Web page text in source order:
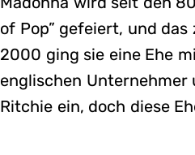
of Pop” gefeiert, und
2000 ging sie eine Ehe
englischen Unternehmer
Ritchie ein, doch diese